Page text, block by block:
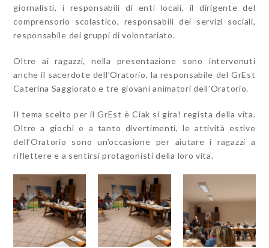
giornalisti, i responsabili di enti locali, il dirigente del
comprensorio scolastico, responsabili dei servizi sociali,
responsabile dei gruppi di volontariato.
Oltre ai ragazzi, nella presentazione sono intervenuti
anche il sacerdote dell’Oratorio, la responsabile del GrEst
Caterina Saggiorato e tre giovani animatori dell’Oratorio.
Il tema scelto per il GrEst è Ciak si gira! regista della vita.
Oltre a giochi e a tanto divertimenti, le attività estive
dell’Oratorio sono un’occasione per aiutare i ragazzi a
riflettere e a sentirsi protagonisti della loro vita.